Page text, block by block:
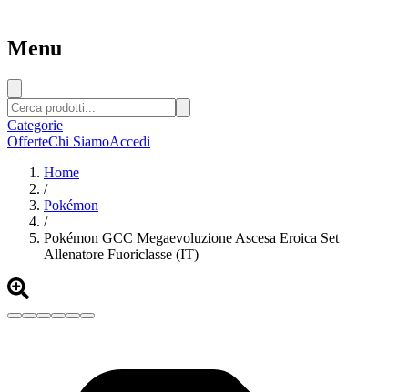
Menu
Categorie
OfferteChi SiamoAccedi
Home
/
Pokémon
/
Pokémon GCC Megaevoluzione Ascesa Eroica Set
Allenatore Fuoriclasse (IT)